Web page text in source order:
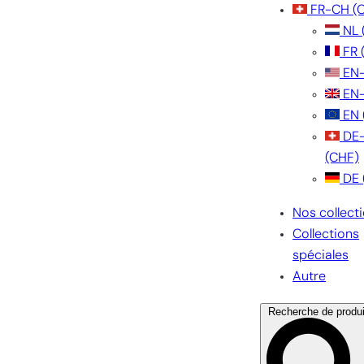
FR-CH
NL
FR
EN
(CHF)
DE
Nos
Collections
spéciales
Autre
Recherche de